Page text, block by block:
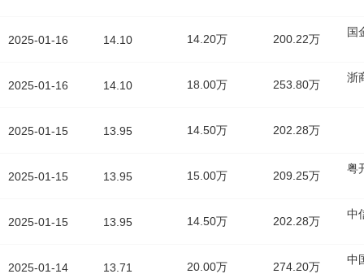
2025-01-16
2025-01-16
2025-01-15
2025-01-15
2025-01-15
2025-01-14
14.10 14.20万 200.22万
国
14.10 18.00万 253.80万
浙
13.95 14.50万 202.28万
13.95 15.00万 209.25万
粤
13.95 14.50万 202.28万
中
13.71 20.00万 274.20万
中